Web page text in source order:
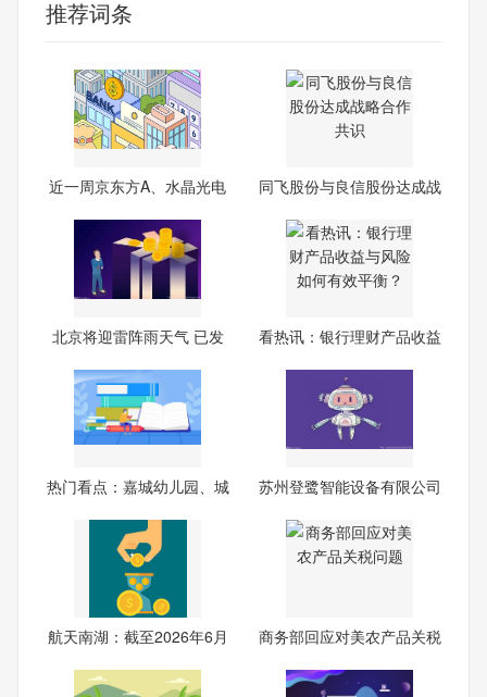
推荐词条
近一周京东方A、水晶光电
同飞股份与良信股份达成战
北京将迎雷阵雨天气 已发
看热讯：银行理财产品收益
热门看点：嘉城幼儿园、城
苏州登鹭智能设备有限公司
航天南湖：截至2026年6月
商务部回应对美农产品关税